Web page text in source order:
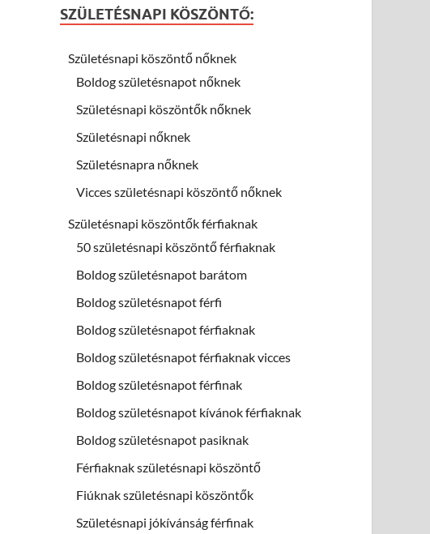
SZÜLETÉSNAPI KÖSZÖNTŐ:
Születésnapi köszöntő nőknek
Boldog születésnapot nőknek
Születésnapi köszöntők nőknek
Születésnapi nőknek
Születésnapra nőknek
Vicces születésnapi köszöntő nőknek
Születésnapi köszöntők férfiaknak
50 születésnapi köszöntő férfiaknak
Boldog születésnapot barátom
Boldog születésnapot férfi
Boldog születésnapot férfiaknak
Boldog születésnapot férfiaknak vicces
Boldog születésnapot férfinak
Boldog születésnapot kívánok férfiaknak
Boldog születésnapot pasiknak
Férfiaknak születésnapi köszöntő
Fiúknak születésnapi köszöntők
Születésnapi jókívánság férfinak